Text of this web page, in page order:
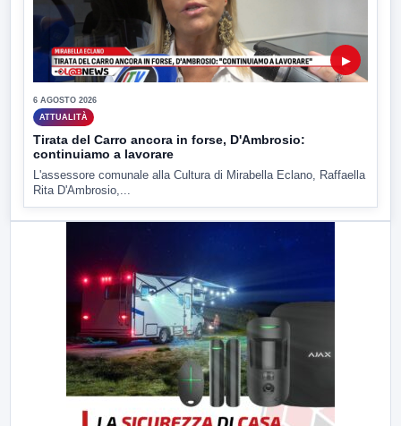
▶
6 AGOSTO 2026
ATTUALITÀ
Tirata del Carro ancora in forse, D'Ambrosio:
continuiamo a lavorare
L'assessore comunale alla Cultura di Mirabella Eclano, Raffaella
Rita D'Ambrosio,...